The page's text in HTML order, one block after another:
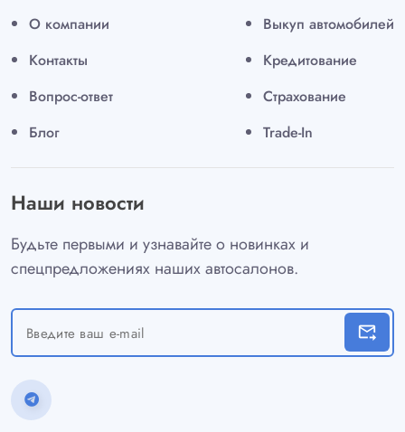
О компании
Контакты
Вопрос-ответ
Блог
Выкуп автомобилей
Кредитование
Страхование
Trade-In
Наши новости
Будьте первыми и узнавайте о новинках и
спецпредложениях наших автосалонов.
forward_to_inbox